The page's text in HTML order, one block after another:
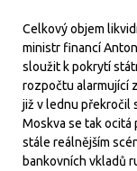
Celkový objem
ministr financí
sloužit k pokrytí
rozpočtu alarmující
již v lednu překročil
Moskva se tak ocitá
stále reálnějším
bankovních vkladů